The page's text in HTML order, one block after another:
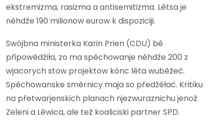
ekstremizma, rasizma a antisemitizma. Lětsa je
něhdźe 190 milionow eurow k dispoziciji.
Swójbna ministerka Karin Prien (CDU) bě
připowědźiła, zo ma spěchowanje něhdźe 200 z
wjacorych stow projektow kónc lěta wuběžeć.
Spěchowanske směrnicy maja so předźěłać. Kritiku
na přetwarjenskich planach njezwuraznichu jenož
Zeleni a Lěwica, ale tež koaliciski partner SPD.